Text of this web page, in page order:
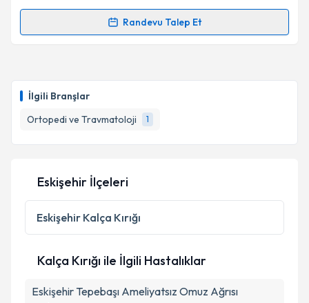
İlgili Branşlar
Ortopedi ve Travmatoloji
1
Randevu Talep Et
Randevu Takvimi Talebi
takvim hazırlandığında e-posta ile bilgilendireceğiz.
Kişisel verilerimin işlenmesine ilişkinAydınlatma
Metni
'ni okudum ve kişisel verilerimin belirtilen
kapsamda işlenmesini kabul ediyorum.
Takvim Talebini Gönder
Eskişehir İlçeleri
Eskişehir Kalça Kırığı
Kalça Kırığı ile İlgili Hastalıklar
Eskişehir Tepebaşı Ameliyatsız Omuz Ağrısı